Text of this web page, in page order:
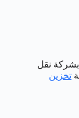
رقم 50993766 الخاص بشركة نقل
تخزين